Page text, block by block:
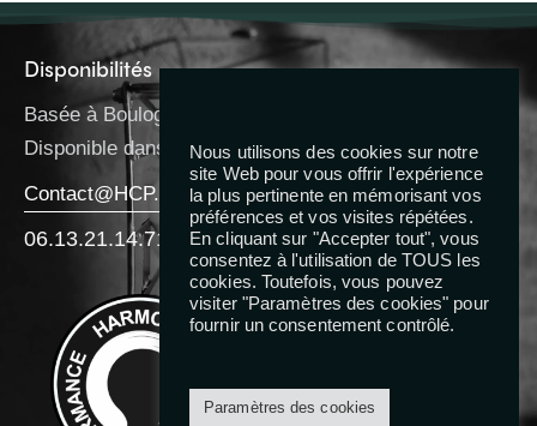
Disponibilités
Basée à Boulogne-Billancourt
Disponible dans toute l’IDF
Contact@HCP.Coach
06.13.21.14.71
Reseaux
Nous utilisons des cookies sur notre
site Web pour vous offrir l'expérience
la plus pertinente en mémorisant vos
préférences et vos visites répétées.
En cliquant sur "Accepter tout", vous
consentez à l'utilisation de TOUS les
cookies. Toutefois, vous pouvez
visiter "Paramètres des cookies" pour
fournir un consentement contrôlé.
Paramètres des cookies